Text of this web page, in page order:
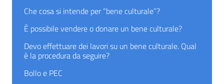
Che cosa si intende per “bene culturale”?
È possibile vendere o donare un bene culturale?
Devo effettuare dei lavori su un bene culturale. Qual
è la procedura da seguire?
Bollo e PEC